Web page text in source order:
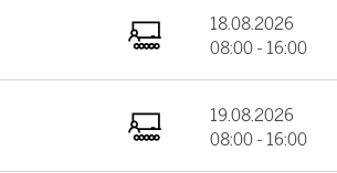
18.08.2026
08:00 - 16:00
19.08.2026
08:00 - 16:00